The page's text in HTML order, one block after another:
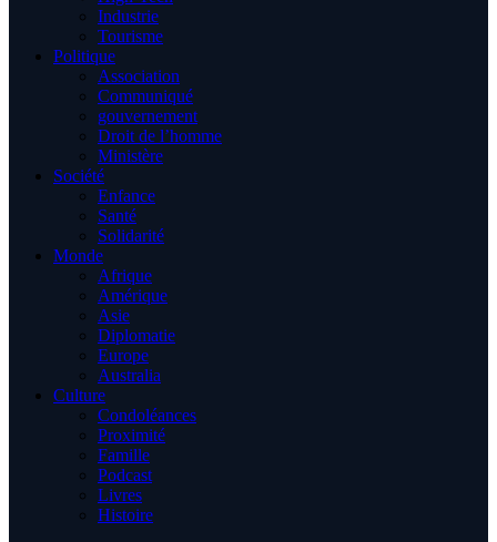
Industrie
Tourisme
Politique
Association
Communiqué
gouvernement
Droit de l’homme
Ministère
Société
Enfance
Santé
Solidarité
Monde
Afrique
Amérique
Asie
Diplomatie
Europe
Australia
Culture
Condoléances
Proximité
Famille
Podcast
Livres
Histoire